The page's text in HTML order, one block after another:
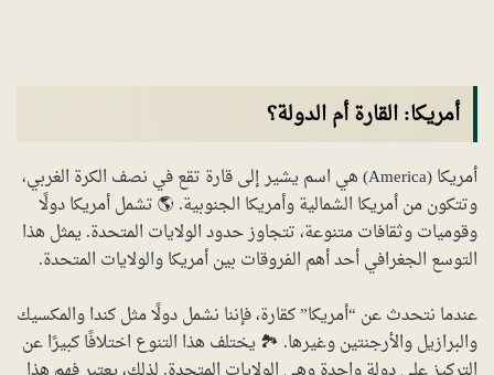
أمريكا: القارة أم الدولة؟
أمريكا (America) هي اسم يشير إلى قارة تقع في نصف الكرة الغربي،
وتتكون من أمريكا الشمالية وأمريكا الجنوبية. 🌎 تشمل أمريكا دولًا
وقوميات وثقافات متنوعة، تتجاوز حدود الولايات المتحدة. يمثل هذا
التوسع الجغرافي أحد أهم الفروقات بين أمريكا والولايات المتحدة.
عندما نتحدث عن “أمريكا” كقارة، فإننا نشمل دولًا مثل كندا والمكسيك
والبرازيل والأرجنتين وغيرها. 🏞️ يختلف هذا التنوع اختلافًا كبيرًا عن